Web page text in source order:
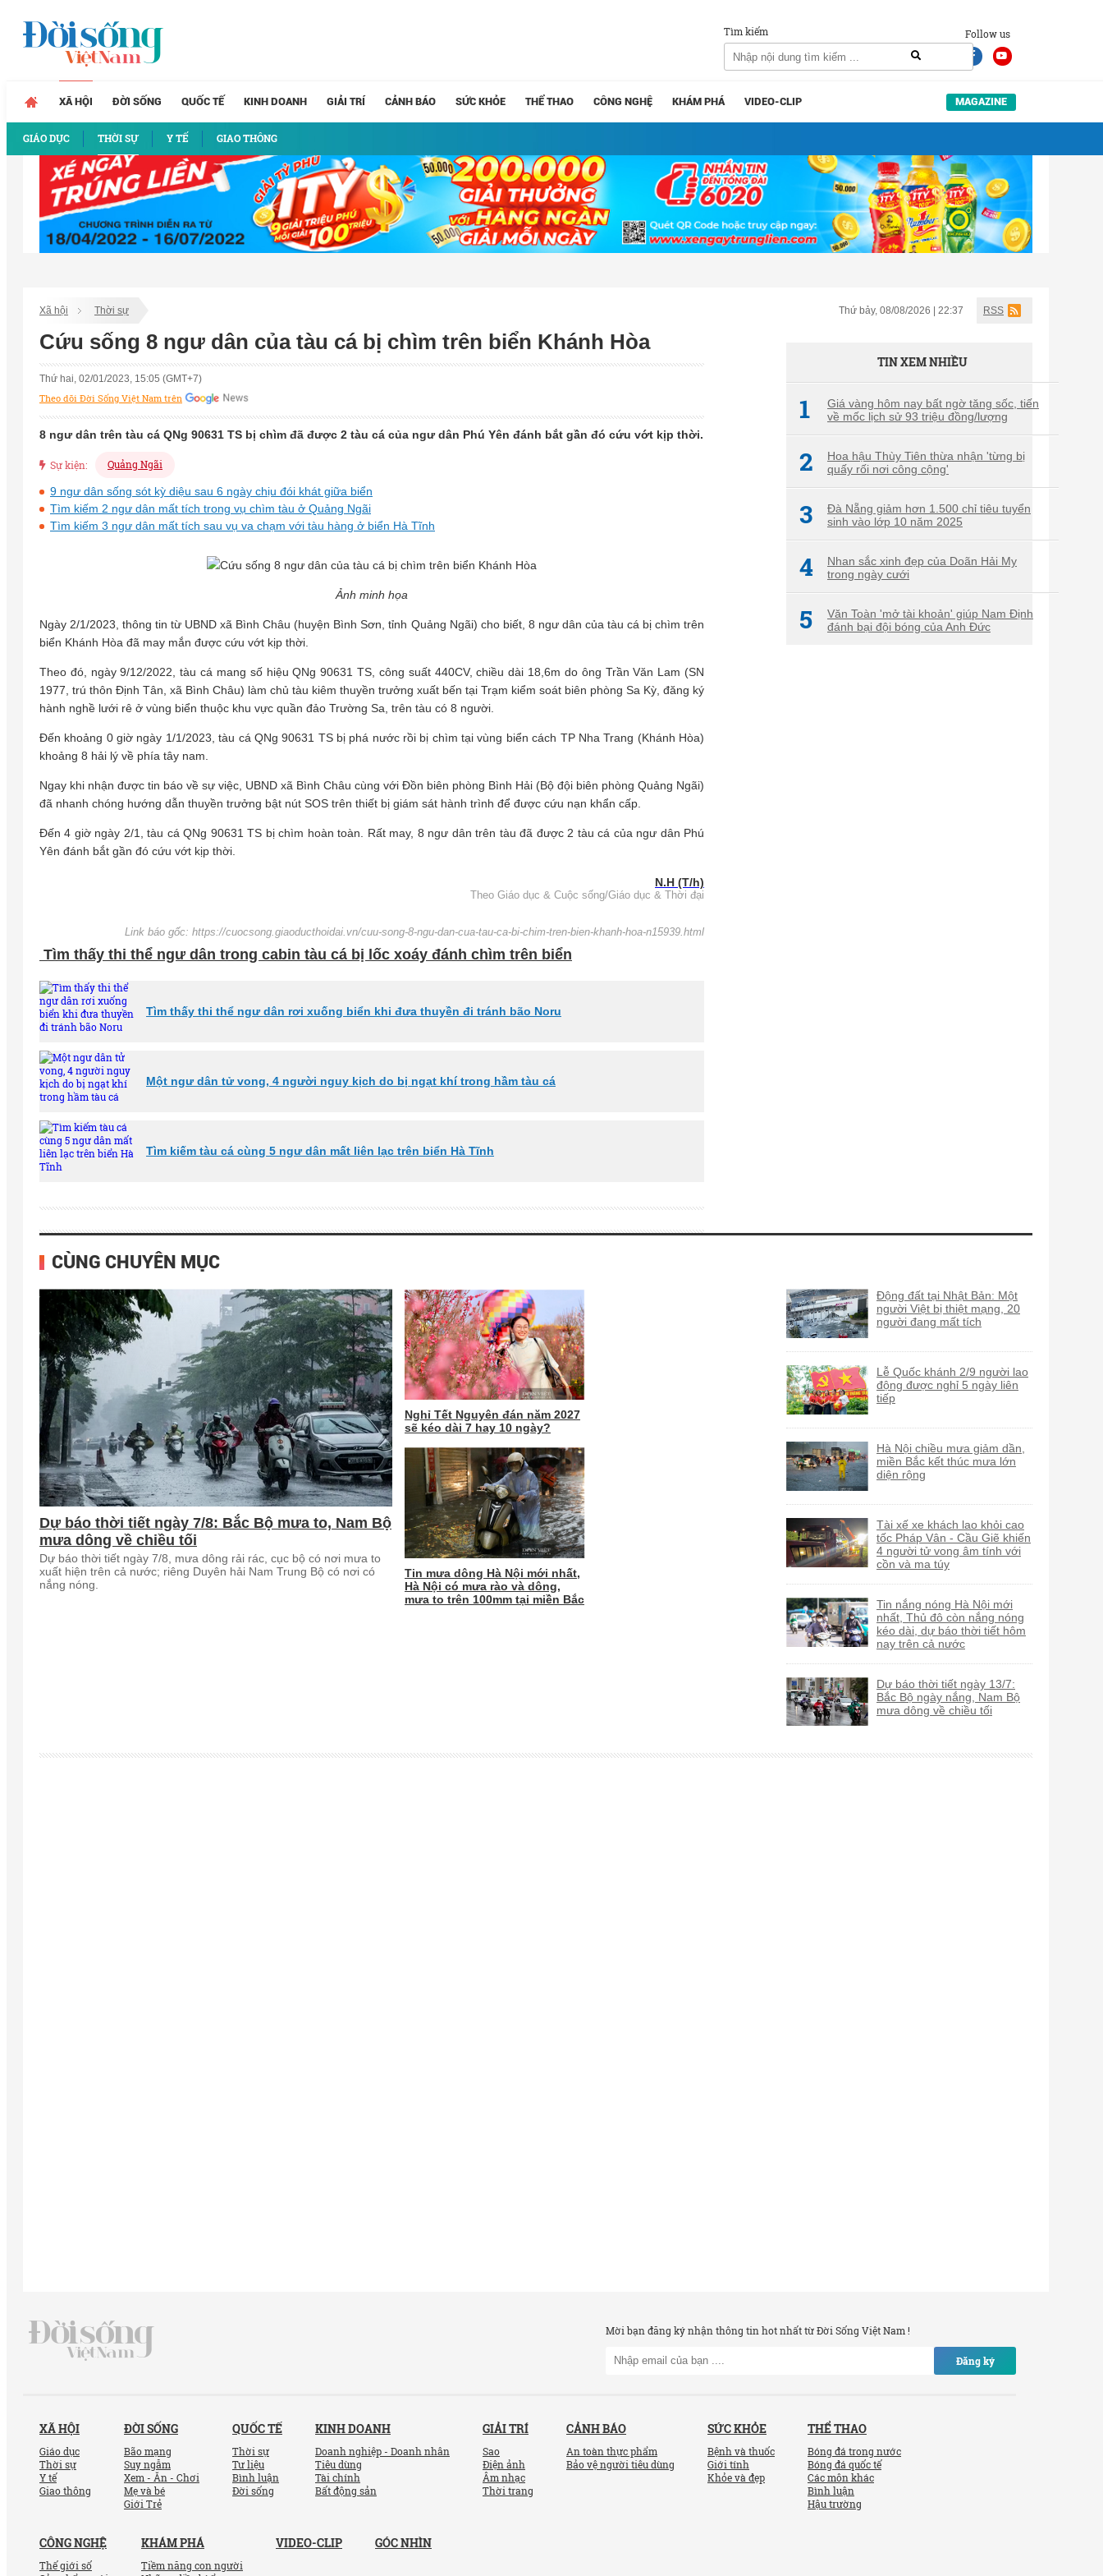
Follow us
Tìm kiếm
XÃ HỘI
GIÁO DỤC THỜI SỰ Y TẾ GIAO THÔNG
ĐỜI SỐNG QUỐC TẾ KINH DOANH GIẢI TRÍ CẢNH BÁO SỨC KHỎE THỂ THAO CÔNG NGHỆ KHÁM PHÁ VIDEO-CLIP MAGAZINE
Xã hội Thời sự Thứ bảy, 08/08/2026 | 22:37 RSS
Cứu sống 8 ngư dân của tàu cá bị chìm trên biển Khánh Hòa
Thứ hai, 02/01/2023, 15:05 (GMT+7)
Theo dõi Đời Sống Việt Nam trên
8 ngư dân trên tàu cá QNg 90631 TS bị chìm đã được 2 tàu cá của ngư dân Phú Yên đánh bắt gần đó cứu vớt kịp thời.
Sự kiện: Quảng Ngãi
9 ngư dân sống sót kỳ diệu sau 6 ngày chịu đói khát giữa biển
Tìm kiếm 2 ngư dân mất tích trong vụ chìm tàu ở Quảng Ngãi
Tìm kiếm 3 ngư dân mất tích sau vụ va chạm với tàu hàng ở biển Hà Tĩnh
Ảnh minh họa
Ngày 2/1/2023, thông tin từ UBND xã Bình Châu (huyện Bình Sơn, tỉnh Quảng Ngãi) cho biết, 8 ngư dân của tàu cá bị chìm trên
biển Khánh Hòa đã may mắn được cứu vớt kịp thời.
Theo đó, ngày 9/12/2022, tàu cá mang số hiệu QNg 90631 TS, công suất 440CV, chiều dài 18,6m do ông Trần Văn Lam (SN
1977, trú thôn Định Tân, xã Bình Châu) làm chủ tàu kiêm thuyền trưởng xuất bến tại Trạm kiểm soát biên phòng Sa Kỳ, đăng ký
hành nghề lưới rê ở vùng biển thuộc khu vực quần đảo Trường Sa, trên tàu có 8 người.
Đến khoảng 0 giờ ngày 1/1/2023, tàu cá QNg 90631 TS bị phá nước rồi bị chìm tại vùng biển cách TP Nha Trang (Khánh Hòa)
khoảng 8 hải lý về phía tây nam.
Ngay khi nhận được tin báo về sự việc, UBND xã Bình Châu cùng với Đồn biên phòng Bình Hải (Bộ đội biên phòng Quảng Ngãi)
đã nhanh chóng hướng dẫn thuyền trưởng bật nút SOS trên thiết bị giám sát hành trình để được cứu nạn khẩn cấp.
Đến 4 giờ ngày 2/1, tàu cá QNg 90631 TS bị chìm hoàn toàn. Rất may, 8 ngư dân trên tàu đã được 2 tàu cá của ngư dân Phú
Yên đánh bắt gần đó cứu vớt kịp thời.
N.H (T/h)
Theo Giáo dục & Cuộc sống/Giáo dục & Thời đại
Link báo gốc: https://cuocsong.giaoducthoidai.vn/cuu-song-8-ngu-dan-cua-tau-ca-bi-chim-tren-bien-khanh-hoa-n15939.html
Tìm thấy thi thể ngư dân trong cabin tàu cá bị lốc xoáy đánh chìm trên biển
Tìm thấy thi thể ngư dân rơi xuống biển khi đưa thuyền đi tránh bão Noru
Một ngư dân tử vong, 4 người nguy kịch do bị ngạt khí trong hầm tàu cá
Tìm kiếm tàu cá cùng 5 ngư dân mất liên lạc trên biển Hà Tĩnh
TIN XEM NHIỀU
1
Giá vàng hôm nay bất ngờ tăng sốc, tiến
về mốc lịch sử 93 triệu đồng/lượng
2
Hoa hậu Thùy Tiên thừa nhận 'từng bị
quấy rối nơi công cộng'
3
Đà Nẵng giảm hơn 1.500 chỉ tiêu tuyển
sinh vào lớp 10 năm 2025
4
Nhan sắc xinh đẹp của Doãn Hải My
trong ngày cưới
5
Văn Toàn 'mở tài khoản' giúp Nam Định
đánh bại đội bóng của Anh Đức
CÙNG CHUYÊN MỤC
Dự báo thời tiết ngày 7/8: Bắc Bộ mưa to, Nam Bộ
mưa dông về chiều tối
Dự báo thời tiết ngày 7/8, mưa dông rải rác, cục bộ có nơi mưa to
xuất hiện trên cả nước; riêng Duyên hải Nam Trung Bộ có nơi có
nắng nóng.
Nghỉ Tết Nguyên đán năm 2027
sẽ kéo dài 7 hay 10 ngày?
Tin mưa dông Hà Nội mới nhất,
Hà Nội có mưa rào và dông,
mưa to trên 100mm tại miền Bắc
Động đất tại Nhật Bản: Một
người Việt bị thiệt mạng, 20
người đang mất tích
Lễ Quốc khánh 2/9 người lao
động được nghỉ 5 ngày liên
tiếp
Hà Nội chiều mưa giảm dần,
miền Bắc kết thúc mưa lớn
diện rộng
Tài xế xe khách lao khỏi cao
tốc Pháp Vân - Cầu Giẽ khiến
4 người tử vong âm tính với
cồn và ma túy
Tin nắng nóng Hà Nội mới
nhất, Thủ đô còn nắng nóng
kéo dài, dự báo thời tiết hôm
nay trên cả nước
Dự báo thời tiết ngày 13/7:
Bắc Bộ ngày nắng, Nam Bộ
mưa dông về chiều tối
Mời bạn đăng ký nhận thông tin hot nhất từ Đời Sống Việt Nam !
Đăng ký
XÃ HỘI
Giáo dục
Thời sự
Y tế
Giao thông
ĐỜI SỐNG
Bão mạng
Suy ngẫm
Xem - Ăn - Chơi
Mẹ và bé
Giới Trẻ
QUỐC TẾ
Thời sự
Tư liệu
Bình luận
Đời sống
KINH DOANH
Doanh nghiệp - Doanh nhân
Tiêu dùng
Tài chính
Bất động sản
GIẢI TRÍ
Sao
Điện ảnh
Âm nhạc
Thời trang
CẢNH BÁO
An toàn thực phẩm
Bảo vệ người tiêu dùng
SỨC KHỎE
Bệnh và thuốc
Giới tính
Khỏe và đẹp
THỂ THAO
Bóng đá trong nước
Bóng đá quốc tế
Các môn khác
Bình luận
Hậu trường
CÔNG NGHỆ
Thế giới số
KHÁM PHÁ
Tiềm năng con người
VIDEO-CLIP GÓC NHÌN